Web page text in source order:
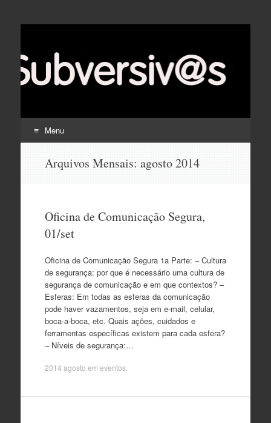
Menu
Arquivos Mensais: agosto 2014
Oficina de Comunicação Segura,
01/set
Oficina de Comunicação Segura 1a Parte: – Cultura
de segurança: por que é necessário uma cultura de
segurança de comunicação e em que contextos? –
Esferas: Em todas as esferas da comunicação
pode haver vazamentos, seja em e-mail, celular,
boca-a-boca, etc. Quais ações, cuidados e
ferramentas específicas existem para cada esfera?
– Níveis de segurança:…
2014 agosto em eventos.